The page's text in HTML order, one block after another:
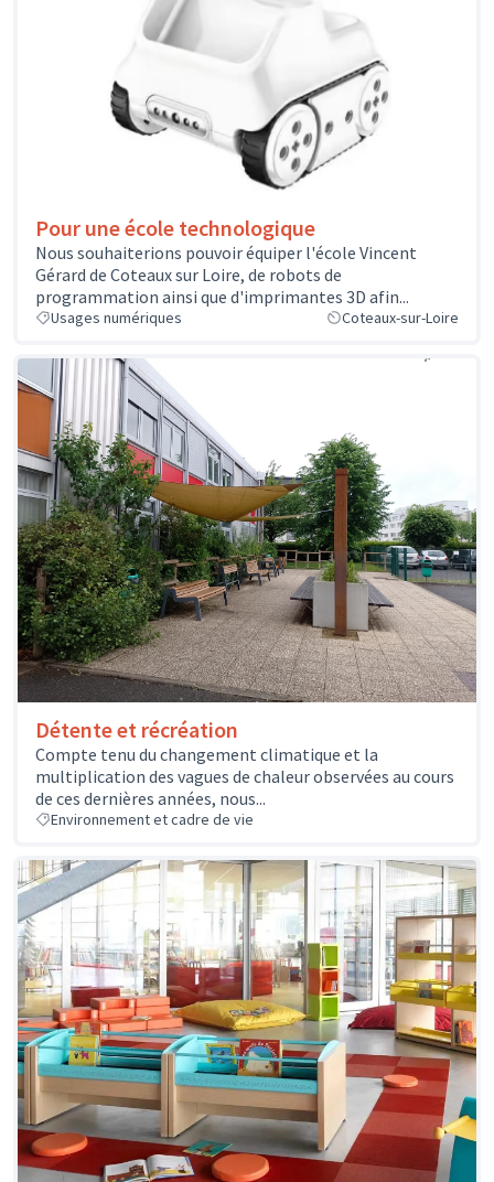
Pour une école technologique
Nous souhaiterions pouvoir équiper l'école Vincent
Gérard de Coteaux sur Loire, de robots de
programmation ainsi que d'imprimantes 3D afin...
Usages numériques Coteaux-sur-Loire
Détente et récréation
Compte tenu du changement climatique et la
multiplication des vagues de chaleur observées au cours
de ces dernières années, nous...
Environnement et cadre de vie